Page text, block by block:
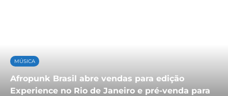
MÚSICA
Afropunk Brasil abre vendas para edição
Experience no Rio de Janeiro e pré-venda para